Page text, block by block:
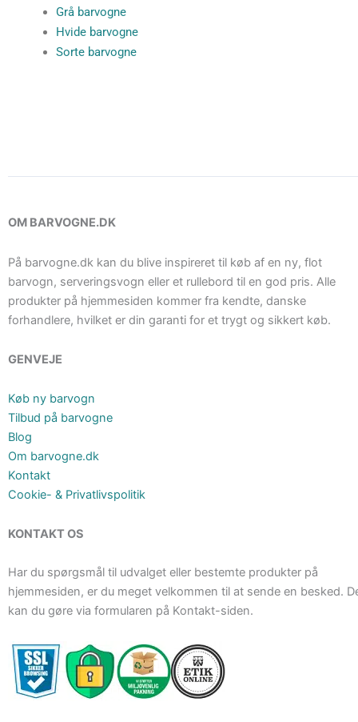
Grå barvogne
Hvide barvogne
Sorte barvogne
OM BARVOGNE.DK
På barvogne.dk kan du blive inspireret til køb af en ny, flot
barvogn, serveringsvogn eller et rullebord til en god pris. Alle
produkter på hjemmesiden kommer fra kendte, danske
forhandlere, hvilket er din garanti for et trygt og sikkert køb.
GENVEJE
Køb ny barvogn
Tilbud på barvogne
Blog
Om barvogne.dk
Kontakt
Cookie- & Privatlivspolitik
KONTAKT OS
Har du spørgsmål til udvalget eller bestemte produkter på
hjemmesiden, er du meget velkommen til at sende en besked.
kan du gøre via formularen på Kontakt-siden.